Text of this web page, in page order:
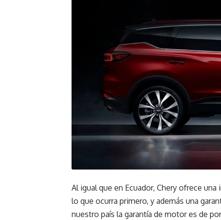
Al igual que en Ecuador, Chery ofrece
lo que ocurra primero, y además una
nuestro país la garantía de motor es de